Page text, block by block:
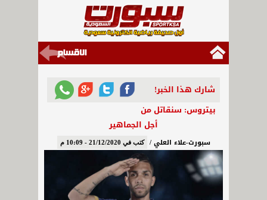
شارك هذا الخبر!
بيتروس: سنقاتل من
أجل الجماهير
سبورت-علاء العلي / كتب في 21/12/2020 - 10:09 م